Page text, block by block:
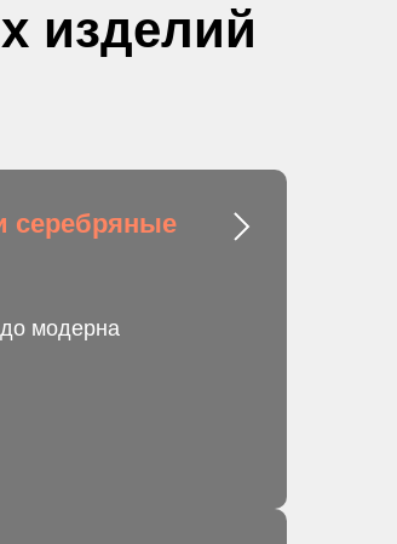
изделий
серебряные
модерна